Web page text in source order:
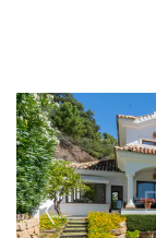
Previous